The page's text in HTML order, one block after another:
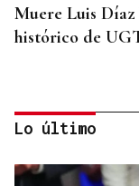
Muere Luis
histórico de
Lo último